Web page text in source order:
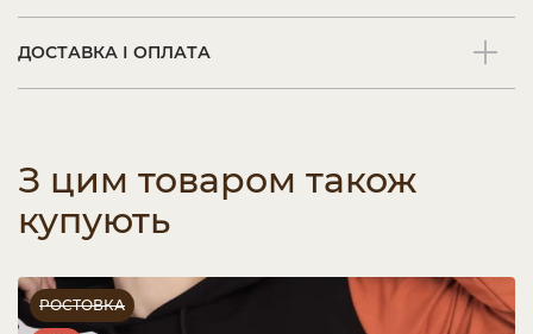
ДОСТАВКА І ОПЛАТА
З цим товаром також
купують
РОСТОВКА